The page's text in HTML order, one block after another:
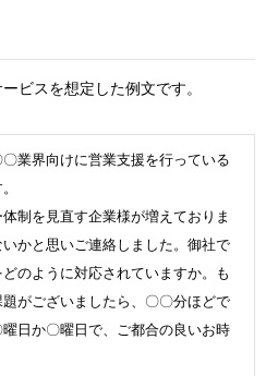
ビスを想定した例文です。
業界向けに営業支援を行っている
制を見直す企業様が増えておりま
かと思いご連絡しました。御社で
のように対応されていますか。も
がございましたら、〇〇分ほどで
日か〇曜日で、ご都合の良いお時